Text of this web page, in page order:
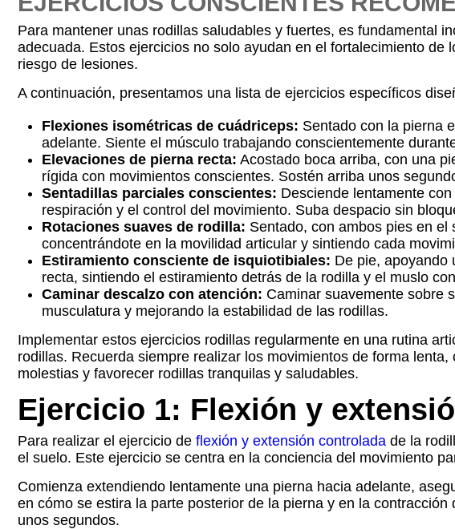
Para mantener unas rodillas saludables y fuertes, es fundamental
adecuada. Estos ejercicios no solo ayudan en el fortalecimiento
riesgo de lesiones.
A continuación, presentamos una lista de ejercicios específicos
Flexiones isométricas de cuádriceps: Sentado con la pierna
adelante. Siente el músculo trabajando conscientemente
Elevaciones de pierna recta: Acostado boca arriba, con una
rígida con movimientos conscientes. Sostén arriba unos
Sentadillas parciales conscientes: Desciende lentamente
respiración y el control del movimiento. Suba despacio sin
Rotaciones suaves de rodilla: Sentado, con ambos pies en
concentrándote en la movilidad articular y sintiendo cada
Estiramiento consciente de isquiotibiales: De pie, apoyando
recta, sintiendo el estiramiento detrás de la rodilla y el muslo
Caminar descalzo con atención: Caminar suavemente sobre
musculatura y mejorando la estabilidad de las rodillas.
Implementar estos ejercicios rodillas regularmente en una rutina
rodillas. Recuerda siempre realizar los movimientos de forma
molestias y favorecer rodillas tranquilas y saludables.
Ejercicio 1: Flexión y
Para realizar el ejercicio de flexión y extensión controlada de la
el suelo. Este ejercicio se centra en la conciencia del movimiento
Comienza extendiendo lentamente una pierna hacia adelante,
en cómo se estira la parte posterior de la pierna y en la
unos segundos.